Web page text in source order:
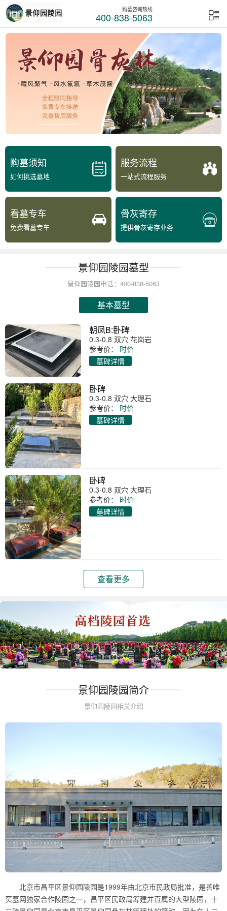
购墓咨询热线
400-838-5063
购墓须知
如何挑选墓地
服务流程
一站式流程服务
看墓专车
免费看墓专车
骨灰寄存
提供骨灰寄存业务
景仰园陵园墓型
景仰园陵园电话：400-838-5063
基本墓型
朝凤B:卧碑
0.3-0.8 双穴 花岗岩
参考价：
时价
墓碑详情
卧碑
0.3-0.8 双穴 大理石
参考价：
时价
墓碑详情
卧碑
0.3-0.8 双穴 大理石
参考价：
时价
墓碑详情
查看更多
景仰园陵园简介
景仰园陵园相关介绍
北京市昌平区景仰园陵园是1999年由北京市民政局批准，是善唯
买墓网独家合作陵园之一，昌平区民政局筹建并直属的大型陵园，十